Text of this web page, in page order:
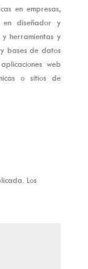
en empresas,
diseñador y
herramientas y
bases de datos
web
o sitios de
Los